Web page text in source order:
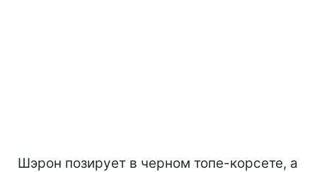
Шэрон позирует в черном топе-корсете, а